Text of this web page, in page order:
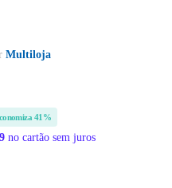
Multiloja
41%
no cartão sem juros